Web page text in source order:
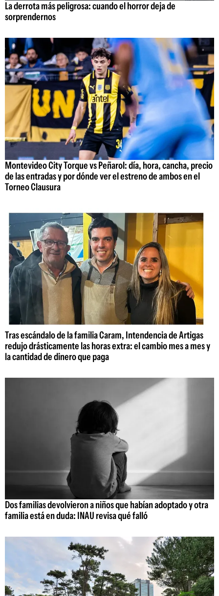
La derrota más peligrosa: cuando el horror deja de
sorprendernos
Montevideo City Torque vs Peñarol: día, hora, cancha, precio
de las entradas y por dónde ver el estreno de ambos en el
Torneo Clausura
Tras escándalo de la familia Caram, Intendencia de Artigas
redujo drásticamente las horas extra: el cambio mes a mes y
la cantidad de dinero que paga
Dos familias devolvieron a niños que habían adoptado y otra
familia está en duda: INAU revisa qué falló